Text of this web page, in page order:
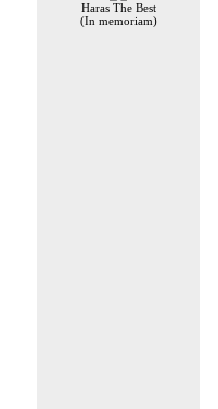
Haras The Best
(In memoriam)